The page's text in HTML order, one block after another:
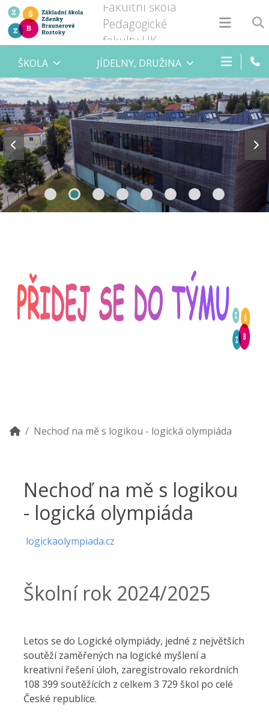
Fakultní škola
Pedagogické
fakulty UK
ŠKOLA JÍDELNY, DRUŽINA
Nechoď na mě s logikou - logická olympiáda
Nechoď na mě s logikou
- logická olympiáda
logickaolympiada.cz
Školní rok 2024/2025
Letos se do Logické olympiády, jedné z největších
soutěží zaměřených na logické myšlení a
kreativní řešení úloh, zaregistrovalo rekordních
108 399 soutěžících z celkem 3 729 škol po celé
České republice.